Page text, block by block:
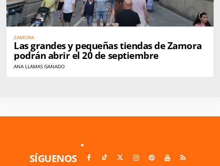
ZAMORA
Las grandes y pequeñas tiendas de Zamora
podrán abrir el 20 de septiembre
ANA LLAMAS GANADO
SÍGUENOS